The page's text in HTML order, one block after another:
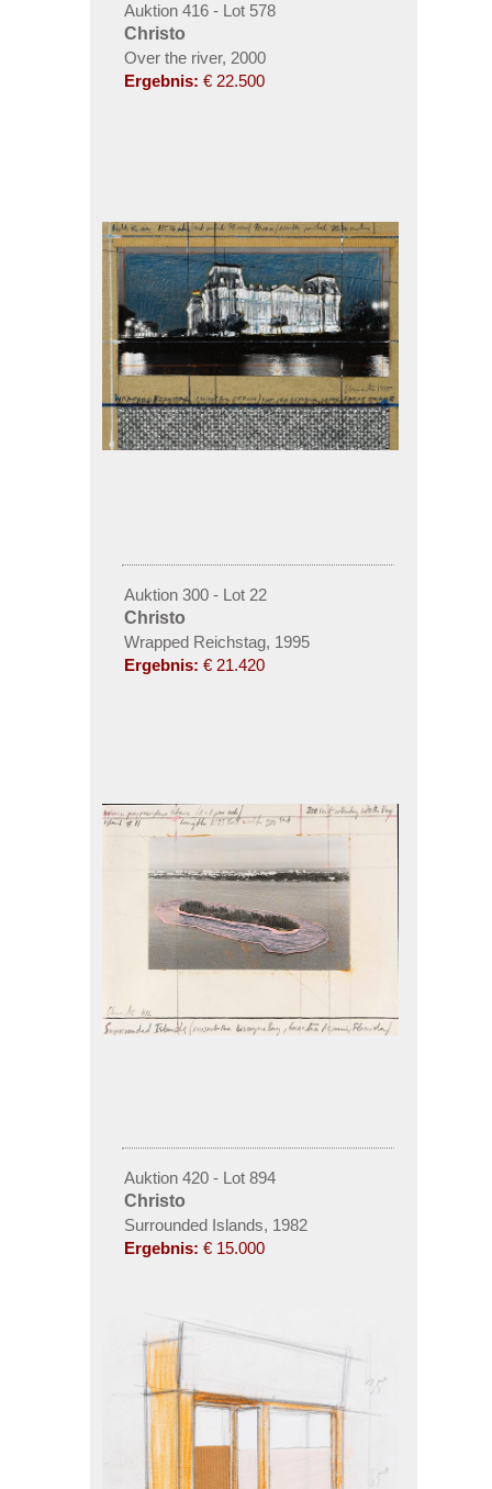
Auktion 416 - Lot 578
Christo
Over the river, 2000
Ergebnis: € 22.500
Auktion 300 - Lot 22
Christo
Wrapped Reichstag, 1995
Ergebnis: € 21.420
Auktion 420 - Lot 894
Christo
Surrounded Islands, 1982
Ergebnis: € 15.000